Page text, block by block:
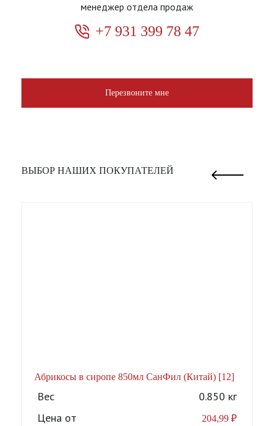
менеджер отдела продаж
+7 931 399 78 47
Перезвоните мне
ВЫБОР НАШИХ ПОКУПАТЕЛЕЙ
Абрикосы в сиропе 850мл СанФил (Китай) [12]
Вес
0.850 кг
Цена от
204,99 ₽